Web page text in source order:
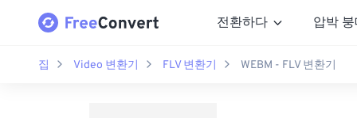
전환하다 압박
집 Video 변환기 FLV 변환기 WEBM - FLV 변환기